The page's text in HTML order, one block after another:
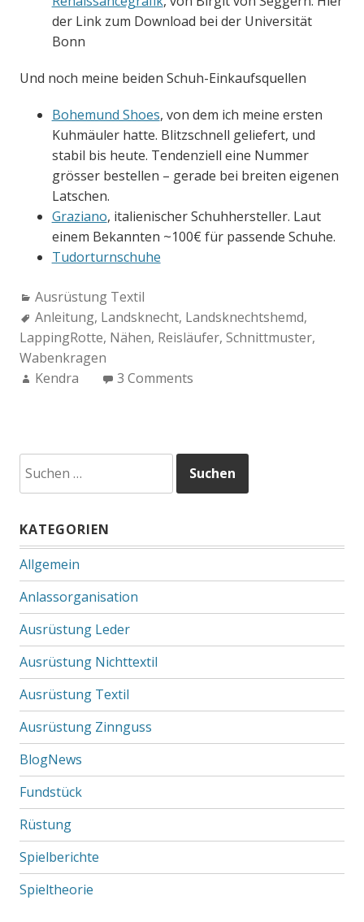
der Link zum Download bei der Universität
Bonn
Und noch meine beiden Schuh-Einkaufsquellen
Bohemund Shoes, von dem ich meine ersten
Kuhmäuler hatte. Blitzschnell geliefert, und
stabil bis heute. Tendenziell eine Nummer
grösser bestellen – gerade bei breiten eigenen
Latschen.
Graziano, italienischer Schuhhersteller. Laut
einem Bekannten ~100€ für passende Schuhe.
Tudorturnschuhe
Categories:
Ausrüstung Textil
Tags:
Anleitung, Landsknecht, Landsknechtshemd,
LappingRotte, Nähen, Reisläufer, Schnittmuster,
Wabenkragen
Author:
Kendra 3 Comments
nach:
KATEGORIEN
Allgemein
Anlassorganisation
Ausrüstung Leder
Ausrüstung Nichttextil
Ausrüstung Textil
Ausrüstung Zinnguss
BlogNews
Fundstück
Rüstung
Spielberichte
Spieltheorie